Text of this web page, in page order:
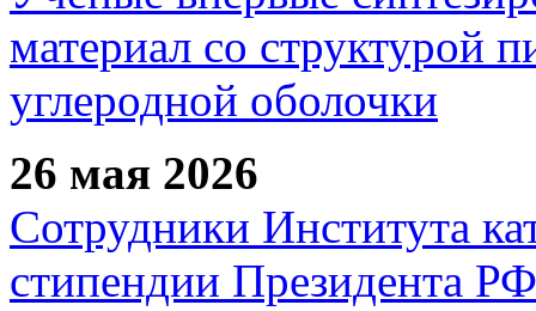
материал со структурой
углеродной оболочки
26 мая 2026
Сотрудники Института
стипендии Президента РФ